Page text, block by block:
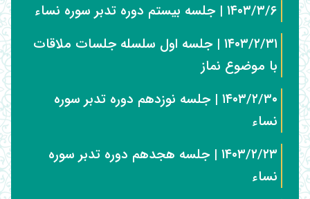
۱۴۰۳/۳/۶ | جلسه بیستم دوره تدبر سوره نساء
۱۴۰۳/۲/۳۱ | جلسه اول سلسله جلسات ملاقات
با موضوع نماز
۱۴۰۳/۲/۳۰ | جلسه نوزدهم دوره تدبر سوره
نساء
۱۴۰۳/۲/۲۳ | جلسه هجدهم دوره تدبر سوره
نساء